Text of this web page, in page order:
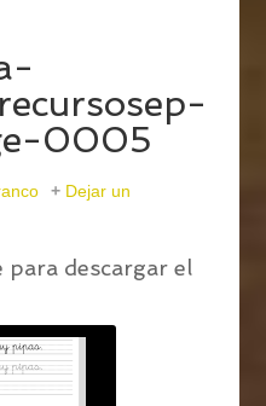
0005
Dejar un
para descargar el